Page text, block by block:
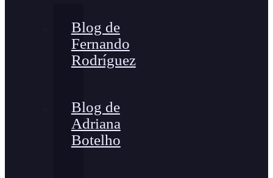
Blog de
Fernando
Rodríguez
Blog de
Adriana
Botelho